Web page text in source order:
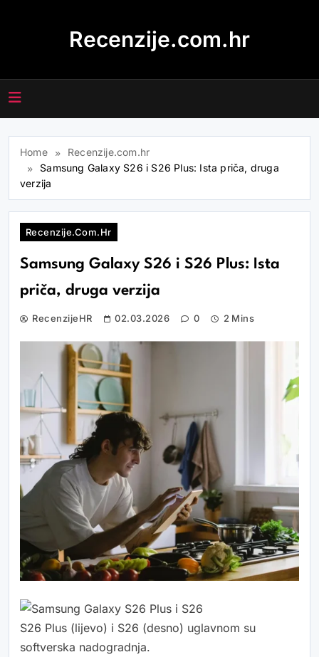
Recenzije.com.hr
Home
Recenzije.com.hr
Samsung Galaxy S26 i S26 Plus: Ista priča, druga
verzija
Recenzije.com.hr
Samsung Galaxy S26 i S26 Plus: Ista
priča, druga verzija
RecenzijeHR 02.03.2026 0 2 Mins
S26 Plus (lijevo) i S26 (desno) uglavnom su
softverska nadogradnja.